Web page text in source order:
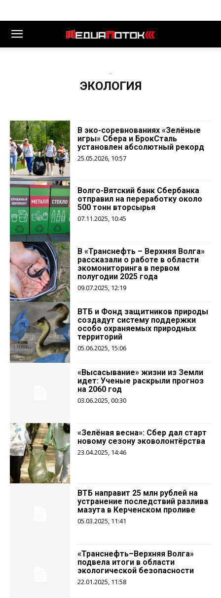
-
ЭКОЛОГИЯ
В эко-соревнованиях «Зелёные
игры» Сбера и БрокСталь
установлен абсолютный рекорд
25.05.2026, 10:57
Волго-Вятский банк Сбербанка
отправил на переработку около
500 тонн вторсырья
07.11.2025, 10:45
В «Транснефть – Верхняя Волга»
рассказали о работе в области
экомониторинга в первом
полугодии 2025 года
09.07.2025, 12:19
ВТБ и Фонд защитников природы
создадут систему поддержки
особо охраняемых природных
территорий
05.06.2025, 15:06
«Высасывание» жизни из Земли
идет: Ученые раскрыли прогноз
на 2060 год
03.06.2025, 00:30
«Зелёная весна»: Сбер дал старт
новому сезону эковолонтёрства
23.04.2025, 14:46
ВТБ направит 25 млн рублей на
устранение последствий разлива
мазута в Керченском проливе
05.03.2025, 11:41
«Транснефть–Верхняя Волга»
подвела итоги в области
экологической безопасности
22.01.2025, 11:58